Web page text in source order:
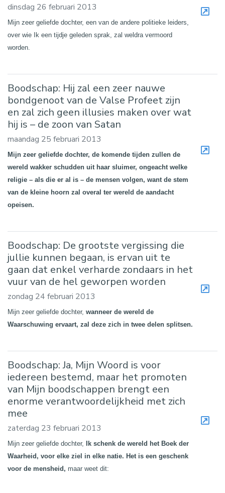
dinsdag 26 februari 2013
Mijn zeer geliefde dochter, een van de andere politieke leiders,
over wie Ik een tijdje geleden sprak, zal weldra vermoord
worden.
Boodschap: Hij zal een zeer nauwe
bondgenoot van de Valse Profeet zijn
en zal zich geen illusies maken over wat
hij is – de zoon van Satan
maandag 25 februari 2013
Mijn zeer geliefde dochter, de komende tijden zullen de
wereld wakker schudden uit haar sluimer, ongeacht welke
religie – als die er al is – de mensen volgen, want de stem
van de kleine hoorn zal overal ter wereld de aandacht
opeisen.
Boodschap: De grootste vergissing die
jullie kunnen begaan, is ervan uit te
gaan dat enkel verharde zondaars in het
vuur van de hel geworpen worden
zondag 24 februari 2013
Mijn zeer geliefde dochter, wanneer de wereld de
Waarschuwing ervaart, zal deze zich in twee delen splitsen.
Boodschap: Ja, Mijn Woord is voor
iedereen bestemd, maar het promoten
van Mijn boodschappen brengt een
enorme verantwoordelijkheid met zich
mee
zaterdag 23 februari 2013
Mijn zeer geliefde dochter,
Ik schenk de wereld het Boek der
Waarheid, voor elke ziel in elke natie. Het is een geschenk
voor de mensheid, maar weet dit: